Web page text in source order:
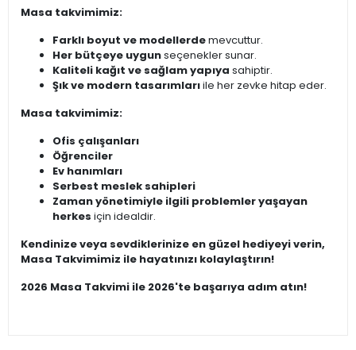
Masa takvimimiz:
Farklı boyut ve modellerdemevcuttur.
Her bütçeye uygunseçenekler sunar.
Kaliteli kağıt ve sağlam yapıya sahiptir.
Şık ve modern tasarımlarıile her zevke hitap eder.
Masa takvimimiz:
Ofis çalışanları
Öğrenciler
Ev hanımları
Serbest meslek sahipleri
Zaman yönetimiyle ilgili problemler yaşayan
herkes için idealdir.
Kendinize veya sevdiklerinize en güzel hediyeyi verin,
Masa Takvimimiz ile hayatınızı kolaylaştırın!
2026 Masa Takvimi ile 2026'te başarıya adım atın!